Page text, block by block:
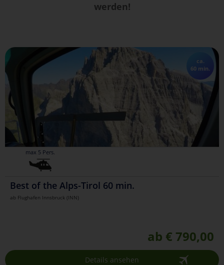
werden!
max 5 Pers.
Best of the Alps-Tirol 60 min.
ab Flughafen Innsbruck (INN)
ab € 790,00
ca.
60 min.
Details ansehen